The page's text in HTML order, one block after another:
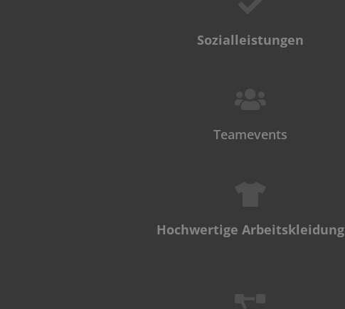
Sozialleistungen
Teamevents
Hochwertige Arbeitskleidung